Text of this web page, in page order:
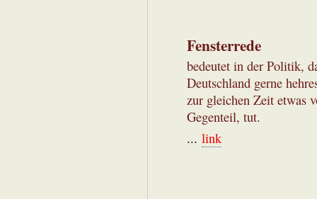
Fensterrede
bedeutet in der Politik,
Deutschland gerne
zur gleichen Zeit etwas
Gegenteil, tut.
... link